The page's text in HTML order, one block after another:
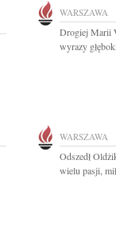
WARSZAWA
Drogiej Marii
wyrazy
WARSZAWA
Odszedł
wielu pasji,